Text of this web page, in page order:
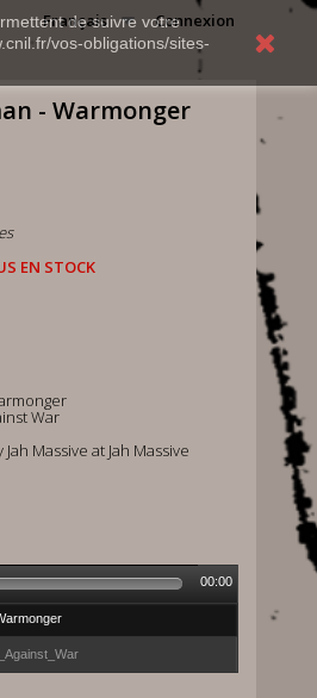
de suivre votre
vos-obligations/sites-
Connexion
Français
- Warmonger
EN STOCK
War
Massive at Jah Massive
00:00